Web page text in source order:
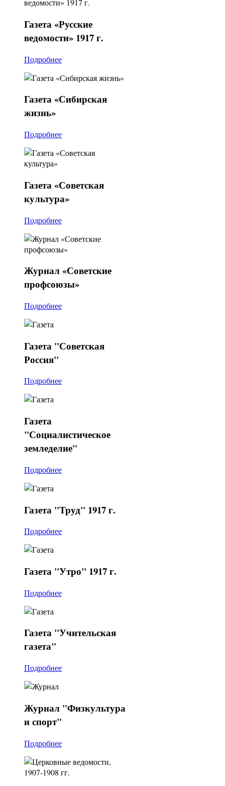
Газета«Русские
ведомости» 1917 г.
Подробнее
Газета«Сибирская
жизнь»
Подробнее
Газета«Советская
культура»
Подробнее
Журнал«Советские
профсоюзы»
Подробнее
Газета "Советская
Россия"
Подробнее
Газета
"Социалистическое
земледелие"
Подробнее
Газета "Труд" 1917 г.
Подробнее
Газета "Утро" 1917 г.
Подробнее
Газета "Учительская
газета"
Подробнее
Журнал "Физкультура
и спорт"
Подробнее